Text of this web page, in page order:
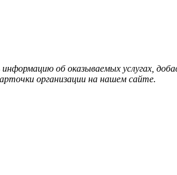
об оказываемых услугах,
организации на нашем сайте.